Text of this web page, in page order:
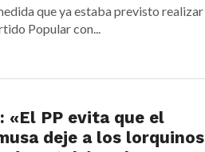
que ya estaba previsto realizar
Popular con...
«El PP evita que el
deje a los lorquinos